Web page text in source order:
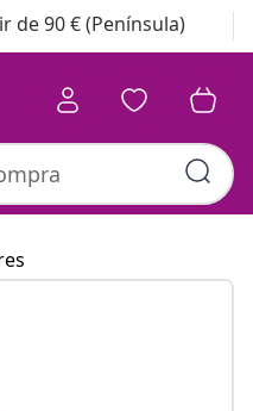
de 90 € (Península)